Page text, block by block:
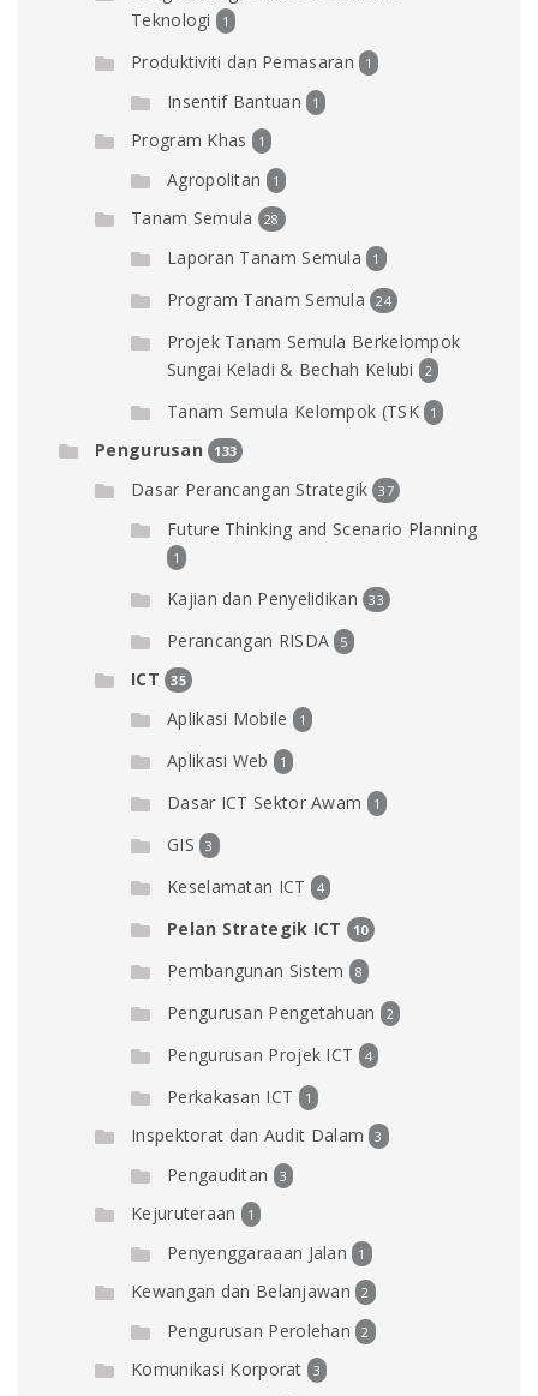
Teknologi
1
Produktiviti dan Pemasaran 1
Insentif Bantuan 1
Program Khas 1
Agropolitan 1
Tanam Semula 28
Laporan Tanam Semula 1
Program Tanam Semula 24
Projek Tanam Semula Berkelompok
Sungai Keladi & Bechah Kelubi
2
Tanam Semula Kelompok (TSK 1
Pengurusan 133
Dasar Perancangan Strategik 37
Future Thinking and Scenario Planning
1
Kajian dan Penyelidikan 33
Perancangan RISDA 5
ICT 35
Aplikasi Mobile 1
Aplikasi Web 1
Dasar ICT Sektor Awam 1
GIS 3
Keselamatan ICT 4
Pelan Strategik ICT 10
Pembangunan Sistem 8
Pengurusan Pengetahuan 2
Pengurusan Projek ICT 4
Perkakasan ICT 1
Inspektorat dan Audit Dalam 3
Pengauditan 3
Kejuruteraan 1
Penyenggaraaan Jalan 1
Kewangan dan Belanjawan 2
Pengurusan Perolehan 2
Komunikasi Korporat 3